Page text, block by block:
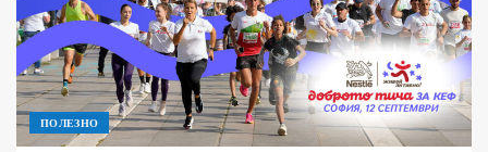
ПОЛЕЗНО